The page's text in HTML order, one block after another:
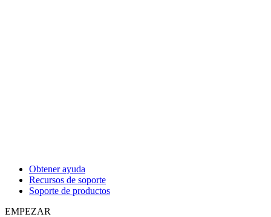
Obtener ayuda
Recursos de soporte
Soporte de productos
EMPEZAR